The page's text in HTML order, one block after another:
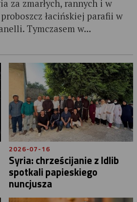
za zmarłych, rannych i w
łacińskiej parafii w
Tymczasem w...
2026-07-16
Syria: chrześcijanie z Idlib
spotkali papieskiego
nuncjusza